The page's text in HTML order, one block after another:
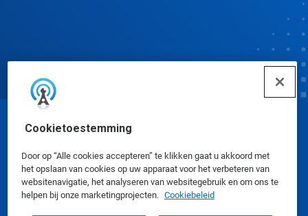
Cookietoestemming
Door op “Alle cookies accepteren” te klikken gaat u akkoord met
het opslaan van cookies op uw apparaat voor het verbeteren van
websitenavigatie, het analyseren van websitegebruik en om ons te
helpen bij onze marketingprojecten. Cookiebeleid
© Ecolab Inc. 2025
Veiligheidsinformatiebladen|Privacybeleid|
Gebruiksvoorwaarden